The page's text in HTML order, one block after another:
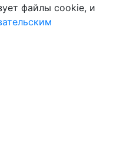
файлы cookie, и